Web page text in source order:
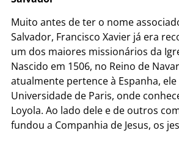
Muito antes de ter o nome
Salvador, Francisco Xavier já era
um dos maiores missionários da
Nascido em 1506, no Reino de
atualmente pertence à Espanha,
Universidade de Paris, onde
Loyola. Ao lado dele e de outros
fundou a Companhia de Jesus, os